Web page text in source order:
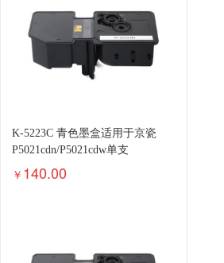
K-5223C 青色墨盒适用于京瓷
P5021cdn/P5021cdw单支
￥ 140.00